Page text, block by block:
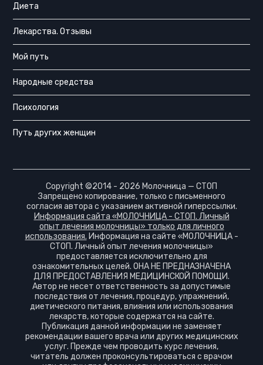
Диета
Лекарства. Отзывы
Мой путь
Народные средства
Психология
Путь других женщин
Copyright ©2014 - 2026 Молочница — СТОП
Запрещено копирование, только с письменного
согласия автора с указанием активной гиперссылки.
Информация сайта «МОЛОЧНИЦА - СТОП. Личный
опыт лечения молочницы» только для личного
использования. Информация на сайте «МОЛОЧНИЦА -
СТОП. Личный опыт лечения молочницы»
предоставляется исключительно для
ознакомительных целей. ОНА НЕ ПРЕДНАЗНАЧЕНА
ДЛЯ ПРЕДОСТАВЛЕНИЯ МЕДИЦИНСКОЙ ПОМОЩИ.
Автор не несет ответственность за допустимые
последствия от лечения, процедур, упражнений,
диетического питания, влияния или использования
лекарств, которые содержатся на сайте.
Публикация данной информации не заменяет
рекомендации вашего врача или других медицинских
услуг. Прежде чем проводить курс лечения,
читатель должен проконсультироваться с врачом